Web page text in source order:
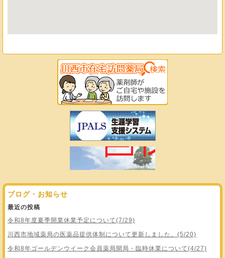
ブログ・お知らせ
最近の投稿
令和8年度夏季開業休業予定について(7/29)
川西市地域薬局の医薬品提供体制について更新しました。(5/20)
令和8年ゴールデンウイーク会員薬局開局・臨時休業について(4/27)